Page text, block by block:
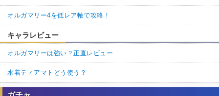
オルガマリー4を低レア軸で攻略！
キャラレビュー
オルガマリーは強い？正直レビュー
水着ティアマトどう使う？